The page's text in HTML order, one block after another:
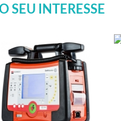
SEU INTERESSE